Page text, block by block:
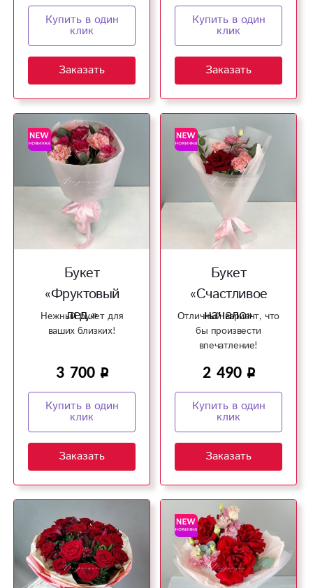
Купить в один
клик
Заказать
Купить в один
клик
Заказать
Букет
«Фруктовый
лед.»
Нежный букет для
ваших близких!
3 700
Купить в один
клик
Заказать
Букет
«Счастливое
начало»
Отличный вариант, что
бы произвести
впечатление!
2 490
Купить в один
клик
Заказать